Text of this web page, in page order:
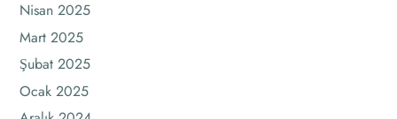
Nisan 2025
Mart 2025
Şubat 2025
Ocak 2025